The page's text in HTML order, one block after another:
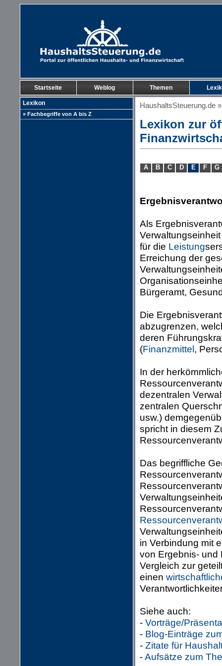
Startseite Weblog Themen
Lexikon
» Fachbegriffe von A bis Z
HaushaltsSteuerung.de
Lexikon zur
A B C D E F G
Als
für die Leistung
Erreichung der
Bürgeramt,
Die
abzugrenzen,
deren
(Finanzmittel,
In der
dezentralen
zentralen
usw.)
spricht in diesem
Das begriffliche
in Verbindung mit
von Ergebnis- und
Vergleich zur
einen
Siehe auch:
- Vorträge/
- Blog-Einträge
- Zitate für
-Aufsätze zum